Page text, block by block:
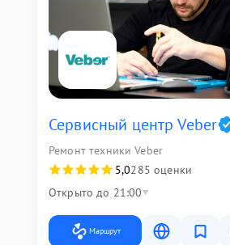
Сервисный центр Veber
Ремонт техники Veber
5,0285 оценки
Открыто до 21:00
Маршрут